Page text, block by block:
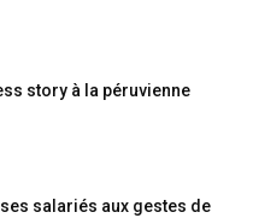
story à la péruvienne
salariés aux gestes de